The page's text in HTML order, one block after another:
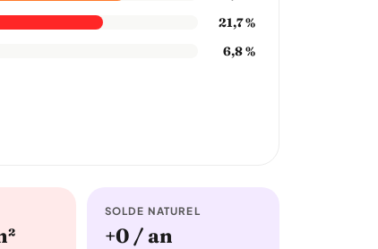
21,7 %
6,8 %
SOLDE NATUREL
+0 / an